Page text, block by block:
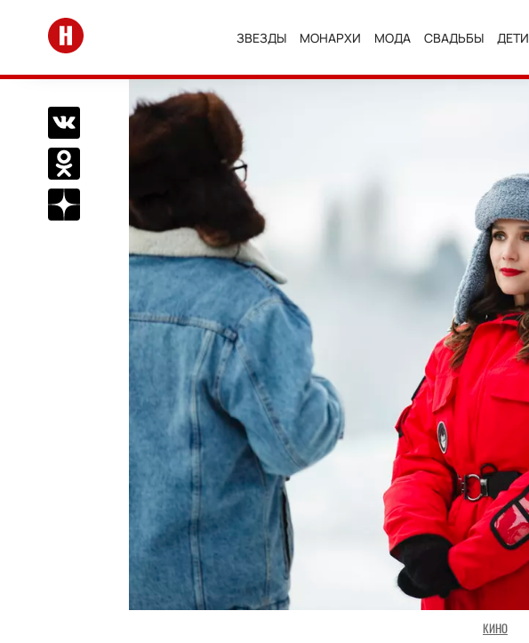
Перейти на главную
ЗВЕЗДЫ МОНАРХИ МОДА СВАДЬБЫ ДЕТИ
Поделиться Вконтакте
Поделиться в Одноклассниках
Подписаться на нас в Дзен
КИНО